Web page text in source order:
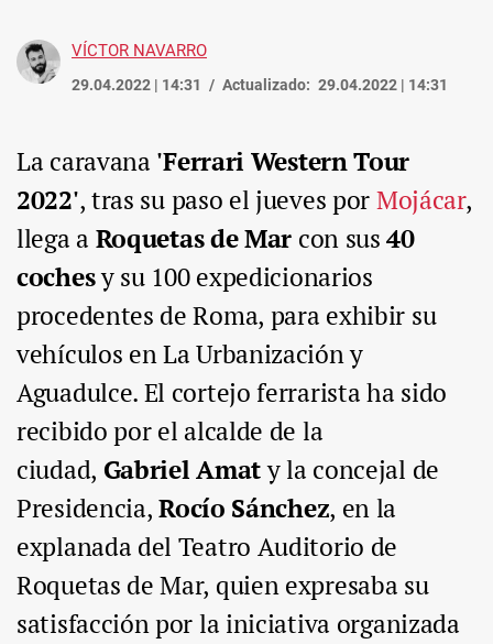
VÍCTOR NAVARRO
29.04.2022 | 14:31 Actualizado: 29.04.2022 | 14:31
La caravana 'Ferrari Western Tour
2022', tras su paso el jueves porMojácar,
llega a Roquetas de Mar con sus40
cochesy su 100 expedicionarios
procedentes de Roma, para exhibir su
vehículos en La Urbanización y
Aguadulce. El cortejo ferrarista ha sido
recibido por el alcalde de la
ciudad, Gabriel Amaty la concejal de
Presidencia,Rocío Sánchez, en la
explanada del Teatro Auditorio de
Roquetas de Mar, quien expresaba su
satisfacción por la iniciativa organizada